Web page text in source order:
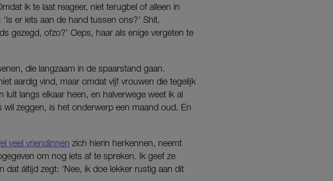
ik te laat reageer, niet terugbel of alleen in
er iets aan de hand tussen ons?’ Shit.
gezegd, ofzo?’ Oeps, haar als enige vergeten te
die langzaam in de spaarstand gaan.
aardig vind, maar omdat vijf vrouwen die tegelijk
lult langs elkaar heen, en halverwege weet ik al
zeggen, is het onderwerp een maand oud. En
veel vriendinnen zich hierin herkennen, neemt
om nog iets af te spreken. Ik geef ze
áltijd zegt: ‘Nee, ik doe lekker rustig aan dit